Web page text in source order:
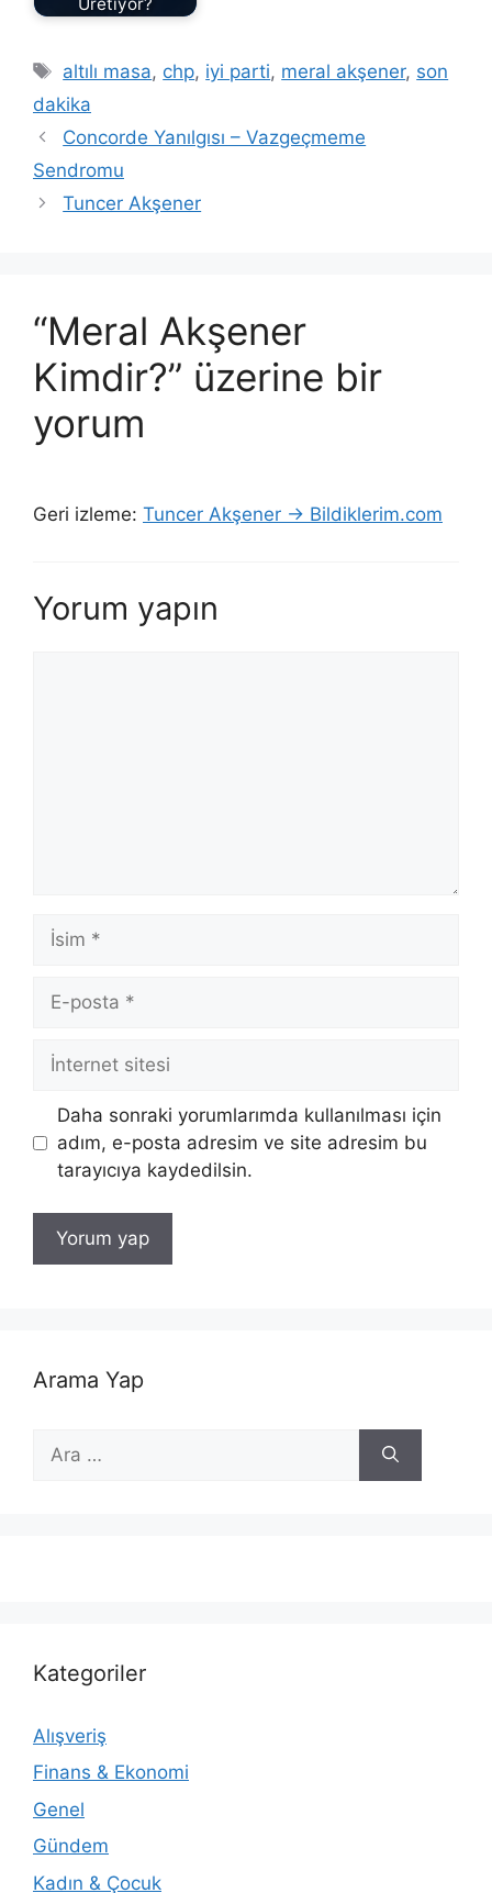
Etiketler
altılı masa, chp, iyi parti, meral akşener, son
dakika
Concorde Yanılgısı – Vazgeçmeme
Sendromu
Tuncer Akşener
“Meral Akşener
Kimdir?” üzerine bir
yorum
Geri izleme: Tuncer Akşener → Bildiklerim.com
Yorum yapın
İsim
posta
İnternet
Daha sonraki yorumlarımda kullanılması için
adım, e-posta adresim ve site adresim bu
tarayıcıya kaydedilsin.
Arama Yap
ara
Kategoriler
Alışveriş
Finans & Ekonomi
Genel
Gündem
Kadın & Çocuk